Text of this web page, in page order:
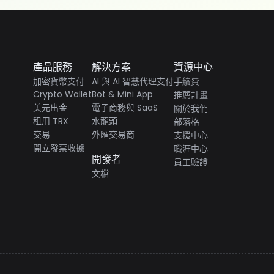
產品服務
加密貨幣支付
Crypto Wallet
美元出金
租用 TRX
交易
開立發票收據
解決方案
AI 與 AI 智慧代理支付
Bot & Mini App
電子商務與 SaaS
水龍頭
外匯交易商
開發者
文檔
資源中心
手續費
推薦計畫
關於我們
部落格
支援中心
職涯中心
員工驗證